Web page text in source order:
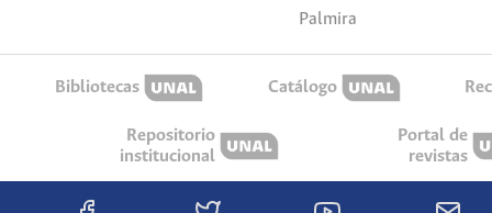
Palmira
Bibliotecas Catálogo
Repositorio
institucional
Portal de
revistas